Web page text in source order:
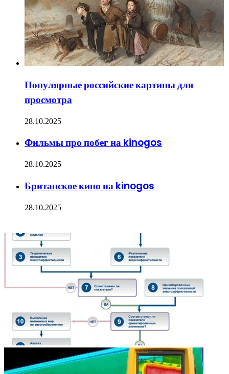
Популярные российские картины для
просмотра
28.10.2025
Фильмы про побег на kinogos
28.10.2025
Британское кино на kinogos
28.10.2025